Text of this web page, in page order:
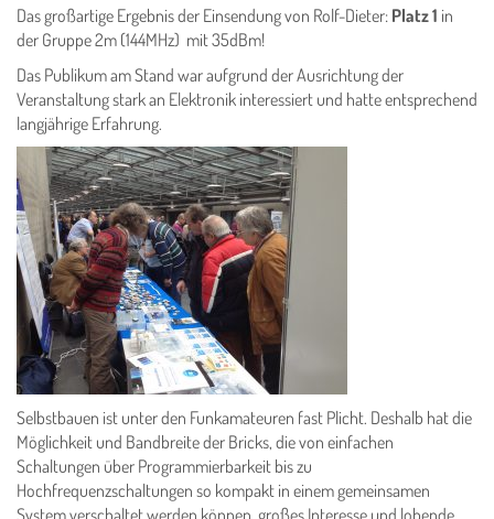
Das großartige Ergebnis der Einsendung von Rolf-Dieter: Platz 1 in
der Gruppe 2m (144MHz) mit 35dBm!
Das Publikum am Stand war aufgrund der Ausrichtung der
Veranstaltung stark an Elektronik interessiert und hatte entsprechend
langjährige Erfahrung.
Selbstbauen ist unter den Funkamateuren fast Plicht. Deshalb hat die
Möglichkeit und Bandbreite der Bricks, die von einfachen
Schaltungen über Programmierbarkeit bis zu
Hochfrequenzschaltungen so kompakt in einem gemeinsamen
System verschaltet werden können, großes Interesse und lobende